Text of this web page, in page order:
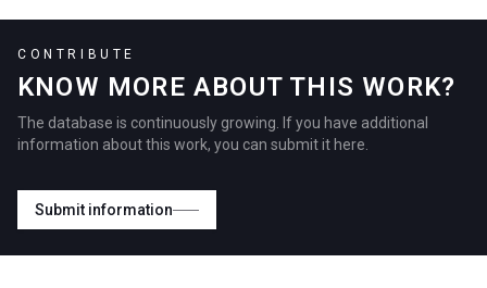
CONTRIBUTE
KNOW MORE ABOUT THIS WORK?
The database is continuously growing. If you have additional
information about this work, you can submit it here.
Submit information